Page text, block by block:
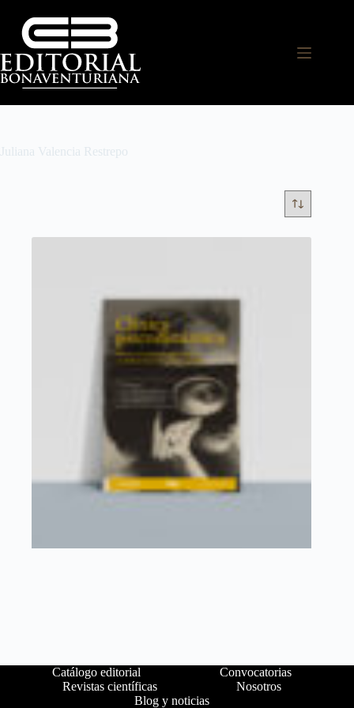
Juliana Valencia Restrepo
Catálogo editorial
Convocatorias
Revistas científicas
Nosotros
Blog y noticias